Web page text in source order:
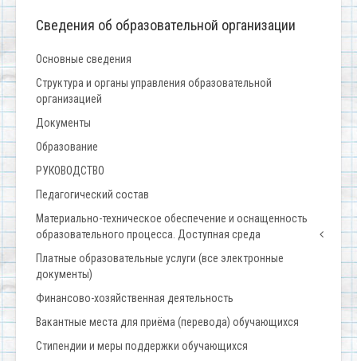
Сведения об образовательной организации
Основные сведения
Структура и органы управления образовательной
организацией
Документы
Образование
РУКОВОДСТВО
Педагогический состав
Материально-техническое обеспечение и оснащенность
образовательного процесса. Доступная среда
Платные образовательные услуги (все электронные
документы)
Финансово-хозяйственная деятельность
Вакантные места для приёма (перевода) обучающихся
Стипендии и меры поддержки обучающихся